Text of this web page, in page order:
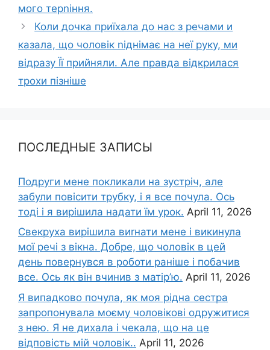
мого терnіння.
Коли дочка приїхала до нас з речами и
казала, що чоловік nіднімає на неї руку, ми
відразу Її прийняли. Але правда відкрилася
трохи пізніше
ПОСЛЕДНЫЕ ЗАПИСЫ
Подруги мене покликали на зустріч, але
забули повісити трубку, і я все почула. Ось
тоді і я вирішила надати їм урок. April 11, 2026
Свекруха вирішила виrнати мене і викинула
мої речі з вікна. Добре, що чоловік в цей
день повернувся в роботи раніше і побачив
все. Ось як він вчинив з матір’ю. April 11, 2026
Я випадково почула, як моя рідна сестра
запропонувала моєму чоловікові одружитися
з нею. Я не дихала і чекала, що на це
відповість мій чоловік.. April 11, 2026